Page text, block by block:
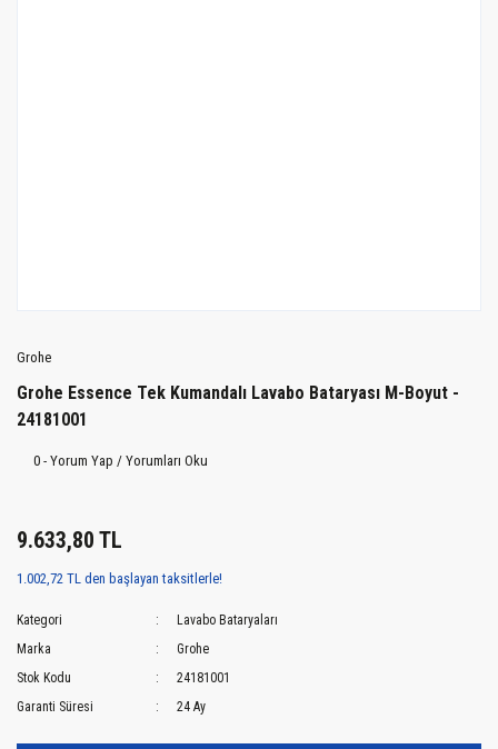
Grohe
Grohe Essence Tek Kumandalı Lavabo Bataryası M-Boyut -
24181001
0 - Yorum Yap / Yorumları Oku
9.633,80 TL
1.002,72 TL den başlayan taksitlerle!
Kategori
Lavabo Bataryaları
Marka
Grohe
Stok Kodu
24181001
Garanti Süresi
24 Ay